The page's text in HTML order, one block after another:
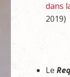
dans
2019)
Le